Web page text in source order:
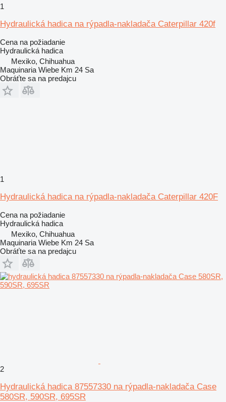
1
Hydraulická hadica na rýpadla-nakladača Caterpillar 420f
Cena na požiadanie
Hydraulická hadica
Mexiko, Chihuahua
Maquinaria Wiebe Km 24 Sa
Obráťte sa na predajcu
1
Hydraulická hadica na rýpadla-nakladača Caterpillar 420F
Cena na požiadanie
Hydraulická hadica
Mexiko, Chihuahua
Maquinaria Wiebe Km 24 Sa
Obráťte sa na predajcu
2
Hydraulická hadica 87557330 na rýpadla-nakladača Case
580SR, 590SR, 695SR